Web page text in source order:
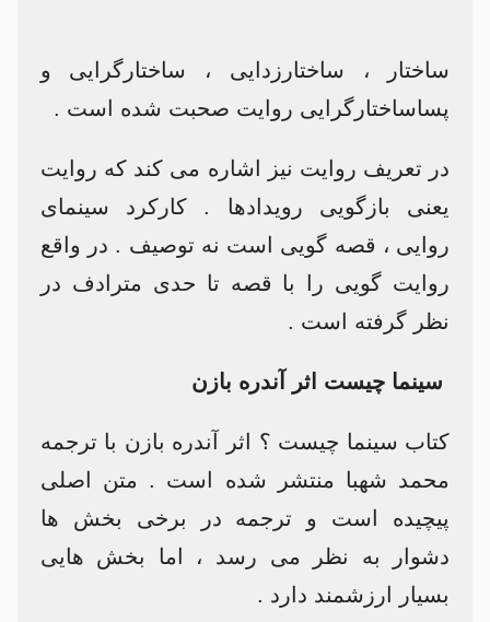
ساختار ، ساختارزدایی ، ساختارگرایی و
پساساختارگرایی روایت صحبت شده است .
در تعریف روایت نیز اشاره می کند که روایت
یعنی بازگویی رویدادها . کارکرد سینمای
روایی ، قصه گویی است نه توصیف . در واقع
روایت گویی را با قصه تا حدی مترادف در
نظر گرفته است .
سینما چیست اثر آندره بازن
کتاب سینما چیست ؟ اثر آندره بازن با ترجمه
محمد شهبا منتشر شده است . متن اصلی
پیچیده است و ترجمه در برخی بخش ها
دشوار به نظر می رسد ، اما بخش هایی
بسیار ارزشمند دارد .